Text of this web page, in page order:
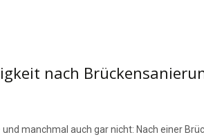
nach
manchmal auch gar nicht: Nach einer